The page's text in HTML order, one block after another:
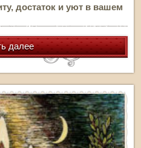
достаток и уют в вашем
далее